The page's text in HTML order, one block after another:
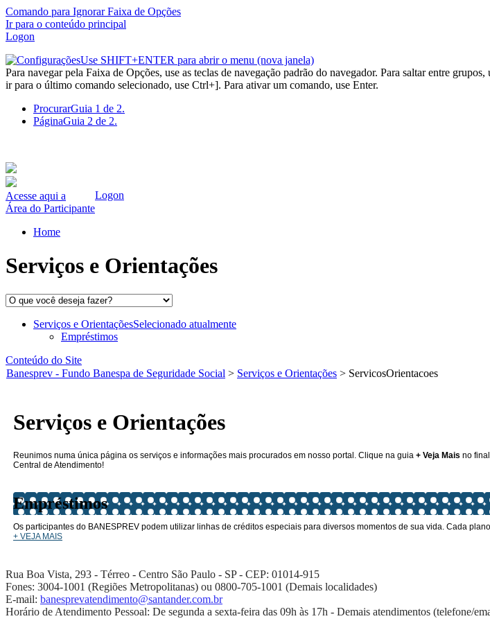
Comando para Ignorar Faixa de Opções
Ir para o conteúdo principal
Logon
Use SHIFT+ENTER para abrir o menu (nova janela)
Para navegar pela Faixa de Opções, use as teclas de navegação padrão do navegador. Para saltar entre
ir para o último comando selecionado, use Ctrl+]. Para ativar um comando, use Enter.
ProcurarGuia 1 de 2.
PáginaGuia 2 de 2.
Acesse aqui a
Área do Participante
Logon
Home
Serviços e Orientações
Serviços e OrientaçõesSelecionado atualmente
Empréstimos
Conteúdo do Site
Banesprev - Fundo Banespa de Seguridade Social > Serviços e Orientações > ServicosOrientacoes
Serviços e Orientações
Reunimos numa única página os serviços e informações mais procurados em nosso portal. Clique na guia + Veja Mais no
Central de Atendimento!​
Empréstimos
Os participantes do BANESPREV podem utilizar linhas de créditos especiais para diversos momentos de sua vida. Cada
+ VEJA M​AIS
Rua Boa Vista, 293 - Térreo - Centro São Paulo - SP - CEP: 01014-915​
Fones: 3004-1001 (Regiões Metropolitanas) ou 0800-705-1001 (Demais localidades)
E-mail: banesprevatendimento@santander.com.br
Horário de Atendimento Pessoal: De segunda a sexta-feira das 09h às 17h - Demais atendimentos (telefone/